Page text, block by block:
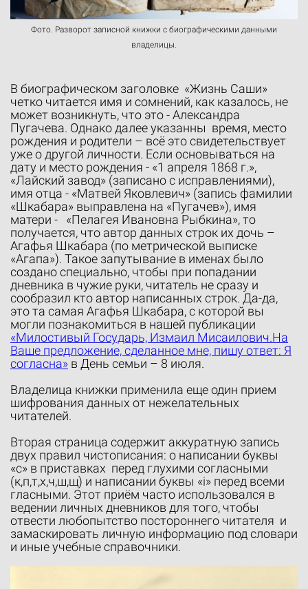
Фото. Разворот записной книжки с биографическими данными
владелицы.
В биографическом заголовке «Жизнь Саши»
четко читается имя и сомнений, как казалось, не
может возникнуть, что это - Александра
Пугачева. Однако далее указанны время, место
рождения и родители – всё это свидетельствует
уже о другой личности. Если основываться на
дату и место рождения - «1 апреля 1868 г.»,
«Лайский завод» (записано с исправлениями),
имя отца - «Матвей Яковлевич» (запись фамилии
«Шкабара» выправлена на «Пугачев»), имя
матери - «Пелагея Ивановна Рыбкина», то
получается, что автор данных строк их дочь –
Агафья Шкабара (по метрической выписке
«Агапа»). Такое запутывание в именах было
создано специально, чтобы при попадании
дневника в чужие руки, читатель не сразу и
сообразил кто автор написанных строк. Да-да,
это та самая Агафья Шкабара, с которой вы
могли познакомиться в нашей публикации
«Милостивый Государь, Измаил Мисаилович.На
Ваше предложение, сделанное мне, пишу ответ: Я
согласна» в День семьи – 8 июля.
Владелица книжки применила еще один прием
шифрования данных от нежелательных
читателей.
Вторая страница содержит аккуратную запись
двух правил чистописания: о написании буквы
«с» в приставках перед глухими согласными
(к,п,т,х,ч,ш,щ) и написании буквы «i» перед всеми
гласными. Этот приём часто использовался в
ведении личных дневников для того, чтобы
отвести любопытство постороннего читателя и
замаскировать личную информацию под словари
и иные учебные справочники.